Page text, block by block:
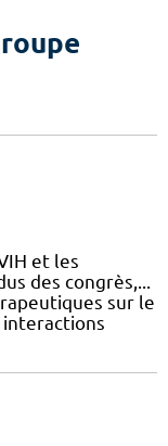
et les
des congrès,...
sur le